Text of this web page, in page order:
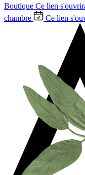
Boutique Ce lien
chambre
Ce lien